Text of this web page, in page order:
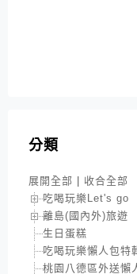
分類
展開全部
收合全部
吃喝玩樂Let's go
離島(國內外)旅遊
生日蛋糕
吃喝玩樂懶人包特
桃園八德區外送懶